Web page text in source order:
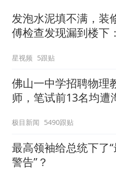
发泡水泥填不满，装
傅检查发现漏到楼下
星视频 5跟贴
佛山一中学招聘物理
师，笔试前13名均遭
聘，成立调查组全面
极目新闻 5490跟贴
最高领袖给总统下了
警告”？